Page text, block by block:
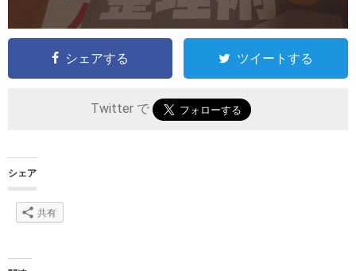
シェアする ツイートする
Twitter で
シェア
共有